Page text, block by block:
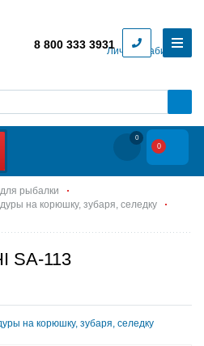
Личный кабинет
8 800 333 3931
0
0
рыбалки
на корюшку, зубаря, селедку
SA-113
на корюшку, зубаря, селедку